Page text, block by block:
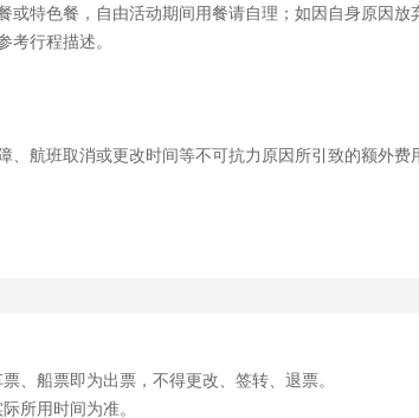
特色餐，自由活动期间用餐请自理；如因自身原因放
考行程描述。
、航班取消或更改时间等不可抗力原因所引致的额外
、船票即为出票，不得更改、签转、退票。
所用时间为准。